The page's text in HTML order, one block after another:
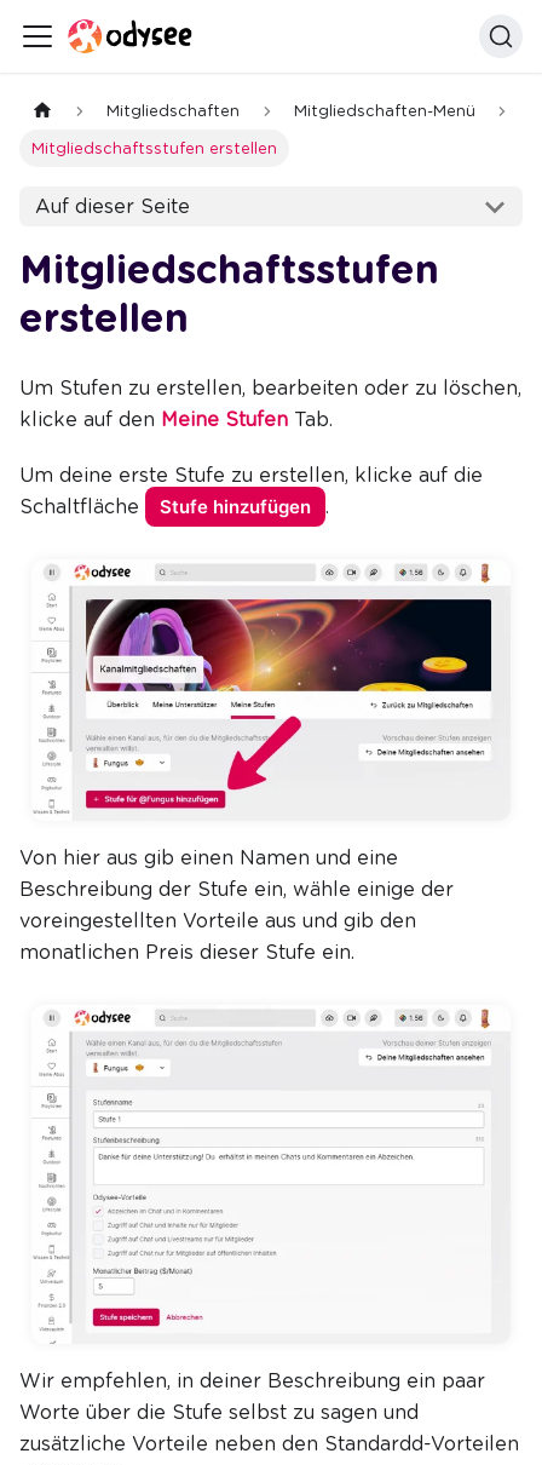
Mitgliedschaften Mitgliedschaften-Menü
Mitgliedschaftsstufen erstellen
Auf dieser Seite
Mitgliedschaftsstufen
erstellen
Um Stufen zu erstellen, bearbeiten oder zu löschen,
klicke auf den Meine Stufen Tab.
Um deine erste Stufe zu erstellen, klicke auf die
Schaltfläche
Stufe hinzufügen .
Von hier aus gib einen Namen und eine
Beschreibung der Stufe ein, wähle einige der
voreingestellten Vorteile aus und gib den
monatlichen Preis dieser Stufe ein.
Wir empfehlen, in deiner Beschreibung ein paar
Worte über die Stufe selbst zu sagen und
zusätzliche Vorteile neben den Standardd-Vorteilen